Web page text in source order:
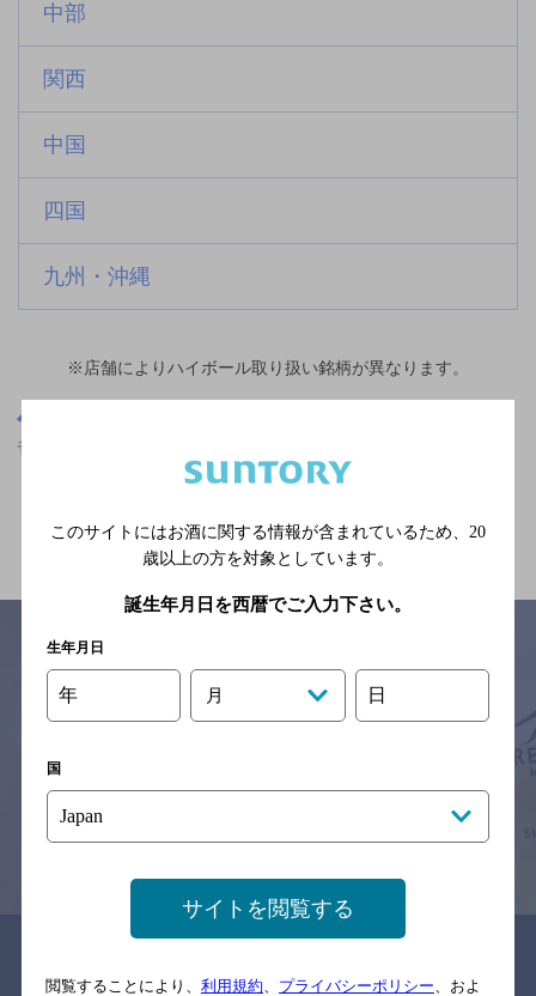
中部
関西
中国
四国
九州・沖縄
※店舗によりハイボール取り扱い銘柄が異なります。
雀宮駅(栃木県)周辺500m,隠れ家的フンイキ,2,000円未満のお店
関連ページ
サイトマップ ご意見・ご感想 利用規約
念のためお店にご確認の上ご来店くださいますようお願い申し上げま
す。
このサイトにはお酒に関する情報が含まれているため、 20
歳以上の方を対象としています。
誕生年月日を西暦でご入力下さい。
生年月日
年 月 日
国
サイトを閲覧する
閲覧することにより、 利用規約、 プライバシーポリシー、およ